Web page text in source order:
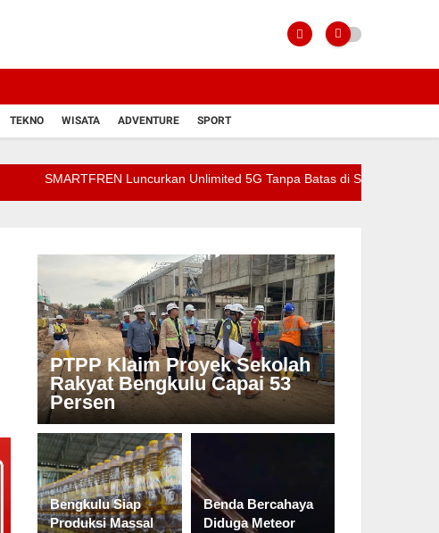
TEKNO WISATA ADVENTURE SPORT
Luncurkan Unlimited 5G Tanpa Batas di Semarang
PTPP Klaim Proyek Sekolah
Rakyat Bengkulu Capai 53
Persen
Bengkulu Siap
Produksi Massal
Benda Bercahaya
Diduga Meteor